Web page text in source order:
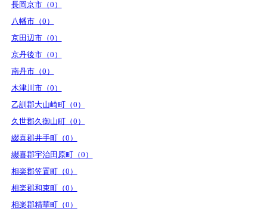
長岡京市（0）
八幡市（0）
京田辺市（0）
京丹後市（0）
南丹市（0）
木津川市（0）
乙訓郡大山崎町（0）
久世郡久御山町（0）
綴喜郡井手町（0）
綴喜郡宇治田原町（0）
相楽郡笠置町（0）
相楽郡和束町（0）
相楽郡精華町（0）